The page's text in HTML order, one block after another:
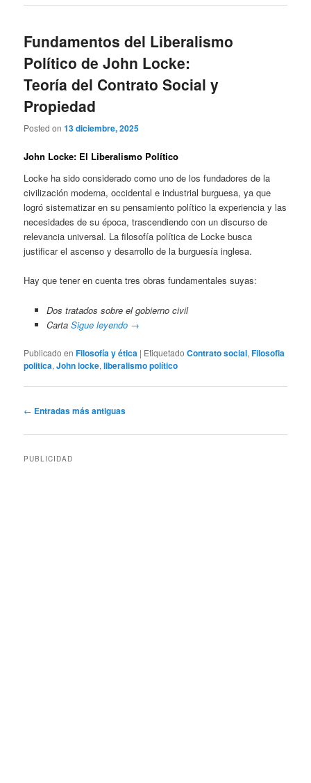
Fundamentos del Liberalismo
Político de John Locke:
Teoría del Contrato Social y
Propiedad
Posted on13 diciembre, 2025
John Locke: El Liberalismo Político
Locke ha sido considerado como uno de los fundadores de la
civilización moderna, occidental e industrial burguesa, ya que
logró sistematizar en su pensamiento político la experiencia y las
necesidades de su época, trascendiendo con un discurso de
relevancia universal. La filosofía política de Locke busca
justificar el ascenso y desarrollo de la burguesía inglesa.
Hay que tener en cuenta tres obras fundamentales suyas:
Dos tratados sobre el gobierno civil
Carta Sigue leyendo →
Publicado en Filosofía y ética | Etiquetado Contrato social,Filosofia
politica,John locke,liberalismo político
Navegación
entradas
← Entradas más antiguas
PUBLICIDAD